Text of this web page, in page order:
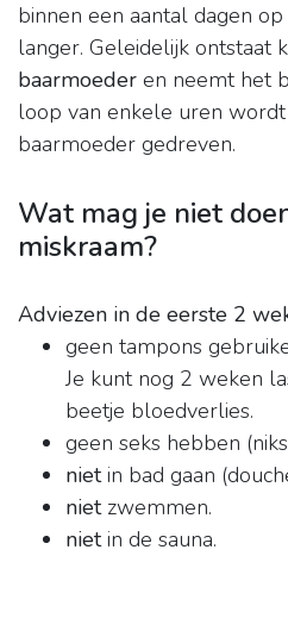
binnen een aantal dagen
langer. Geleidelijk ontstaat
baarmoeder en neemt het
loop van enkele uren
baarmoeder gedreven.
Wat mag je niet
miskraam?
Adviezen in de eerste 2
geen tampons
Je kunt nog 2 weken
beetje bloedverlies.
geen seks hebben
nietin bad gaan
nietzwemmen.
nietin de sauna.